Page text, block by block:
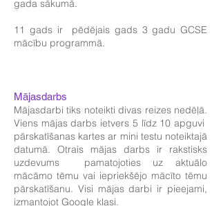
gada sākumā.
11 gads ir pēdējais gads 3 gadu GCSE
mācību programmā.
Mājasdarbs
Mājasdarbi tiks noteikti divas reizes nedēļā.
Viens mājas darbs ietvers 5 līdz 10 apguvi
pārskatīšanas kartes ar mini testu noteiktajā
datumā. Otrais mājas darbs ir rakstisks
uzdevums pamatojoties uz aktuālo
mācāmo tēmu vai iepriekšējo mācīto tēmu
pārskatīšanu. Visi mājas darbi ir pieejami,
izmantojot Google klasi.